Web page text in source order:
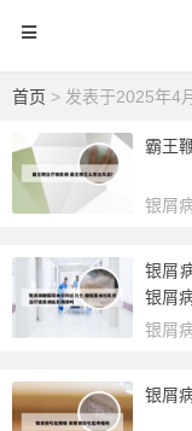
首页 > 发表于2025年4
霸王
银屑
银屑
银屑
银屑
银屑